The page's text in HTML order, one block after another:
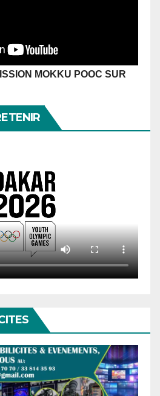
MOKKU POOC SUR